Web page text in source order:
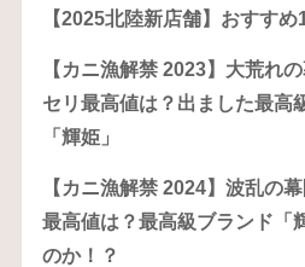
【2025北陸新店舗】おすすめ
【カニ漁解禁 2023】大荒れ
セリ最高値は？出ました最高
「輝姫」
【カニ漁解禁 2024】波乱の
最高値は？最高級ブランド「
のか！？